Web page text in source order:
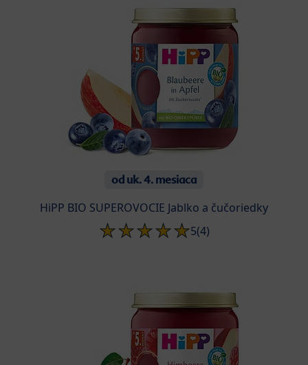
od uk. 4. mesiaca
HiPP BIO SUPEROVOCIE Jablko a čučoriedky
5(4)